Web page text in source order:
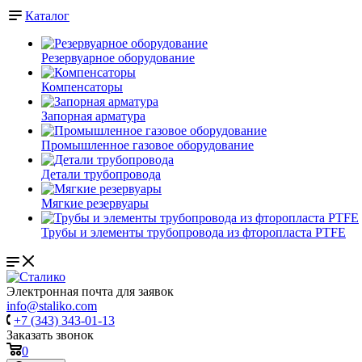
Каталог
Резервуарное оборудование
Компенсаторы
Запорная арматура
Промышленное газовое оборудование
Детали трубопровода
Мягкие резервуары
Трубы и элементы трубопровода из фторопласта PTFE
Электронная почта для заявок
info@staliko.com
+7 (343) 343-01-13
Заказать звонок
0